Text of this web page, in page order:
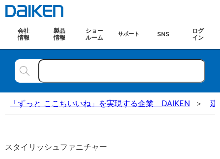
会社
情報
製品
情報
ショー
ルーム
サポート SNS
ログ
イン
「ずっと ここちいいね」を実現する企業 DAIKEN 建
スタイリッシュファニチャー